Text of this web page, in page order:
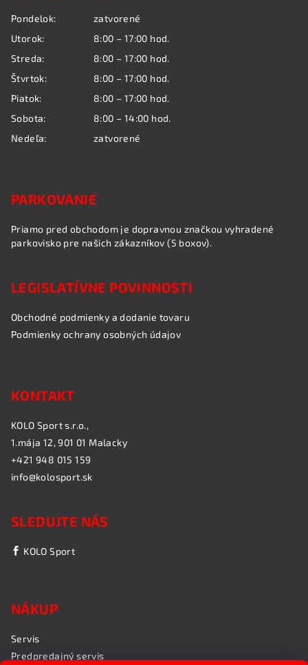
Pondelok:
zatvorené
Utorok:
8:00 – 17:00 hod.
Streda:
8:00 – 17:00 hod.
Štvrtok:
8:00 – 17:00 hod.
Piatok:
8:00 – 17:00 hod.
Sobota:
8:00 – 14:00 hod.
Nedeľa:
zatvorené
PARKOVANIE
Priamo pred obchodom je dopravnou značkou vyhradené
parkovisko pre našich zákazníkov (5 boxov).
LEGISLATÍVNE POVINNOSTI
Obchodné podmienky a dodanie tovaru
Podmienky ochrany osobných údajov
KONTAKT
KOLO Sport s.r.o.,
1.mája 12, 901 01 Malacky
+421 948 015 159
info@kolosport.sk
SLEDUJTE NÁS
KOLO Sport
NÁKUP
Servis
Predpredajný servis